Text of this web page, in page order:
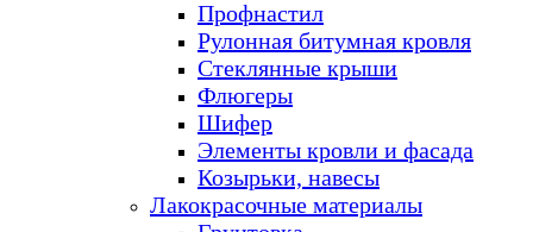
Профнастил
Рулонная битумная кровля
Стеклянные крыши
Флюгеры
Шифер
Элементы кровли и фасада
Козырьки, навесы
Лакокрасочные материалы